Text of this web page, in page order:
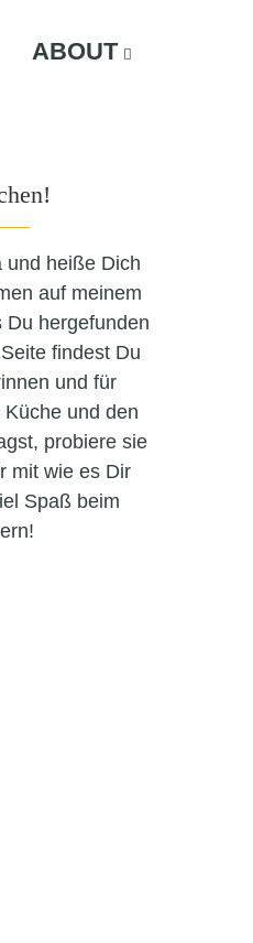
ABOUT
und heiße Dich
auf meinem
Du hergefunden
findest Du
und für
und den
probiere sie
mit wie es Dir
Spaß beim